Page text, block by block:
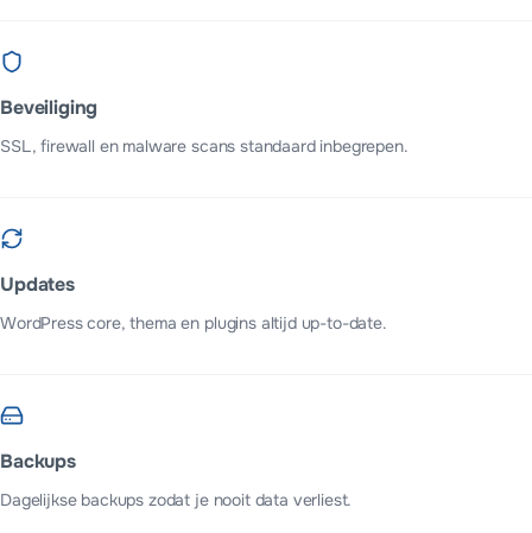
Beveiliging
SSL, firewall en malware scans standaard inbegrepen.
Updates
WordPress core, thema en plugins altijd up-to-date.
Backups
Dagelijkse backups zodat je nooit data verliest.